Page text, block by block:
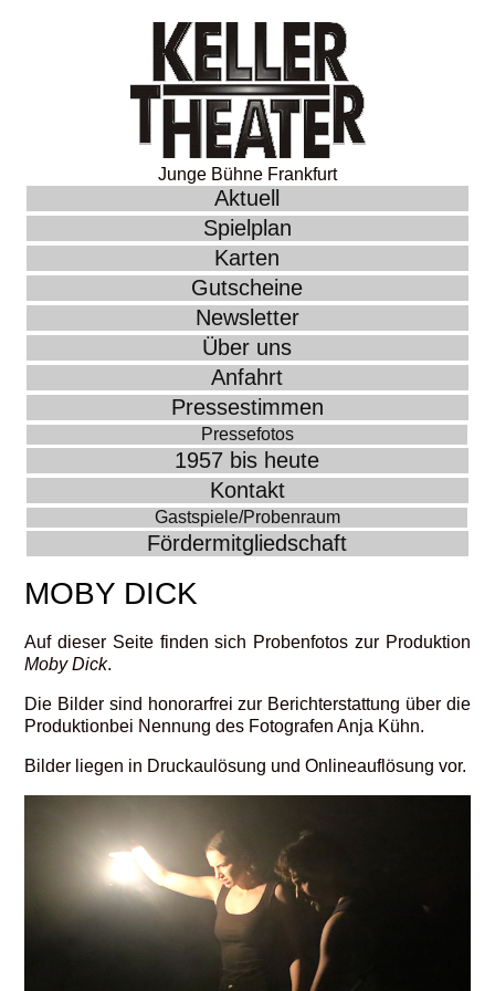
Junge Bühne Frankfurt
Aktuell
Spielplan
Karten
Gutscheine
Newsletter
Über uns
Anfahrt
Pressestimmen
Pressefotos
1957 bis heute
Kontakt
Gastspiele/Probenraum
Fördermitgliedschaft
MOBY DICK
Auf dieser Seite finden sich Probenfotos zur Produktion
Moby Dick.
Die Bilder sind honorarfrei zur Berichterstattung über die
Produktionbei Nennung des Fotografen Anja Kühn.
Bilder liegen in Druckaulösung und Onlineauflösung vor.